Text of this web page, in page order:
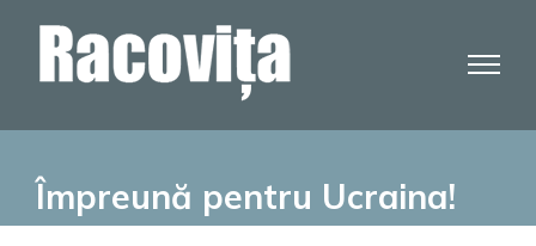
Împreună pentru Ucraina!